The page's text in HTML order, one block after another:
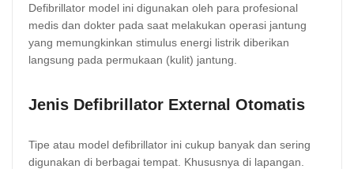
Defibrillator model ini digunakan oleh para profesional
medis dan dokter pada saat melakukan operasi jantung
yang memungkinkan stimulus energi listrik diberikan
langsung pada permukaan (kulit) jantung.
Jenis Defibrillator External Otomatis
Tipe atau model defibrillator ini cukup banyak dan sering
digunakan di berbagai tempat. Khususnya di lapangan.